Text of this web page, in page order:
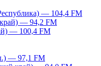
— 104,4 FM
— 94,2 FM
— 100,4 FM
— 97,1 FM